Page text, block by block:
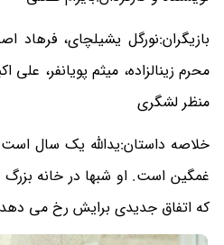
بازیگران:نورگل یشیلچای، فرهاد
محرم زینالزاده، میثم پویانفر،
منظر لشگری
خلاصه داستان:یدالله یک سال
غمگین است. او شبها در خانه
که اتفاق جدیدی برایش رخ می